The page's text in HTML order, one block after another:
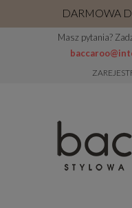
DARMOWA
Masz pytania?